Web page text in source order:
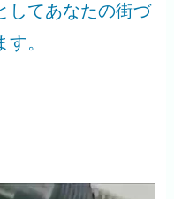
してあなたの街づ
。